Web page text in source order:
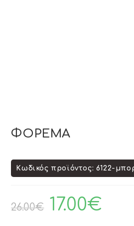
ΦΟΡΕΜΑ
Κωδικός προϊόντος: 6122-
26.00€ 17.00€